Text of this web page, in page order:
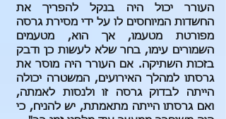
העורר יכול היה בנקל להפריך את
החשדות המיוחסים לו על ידי מסירת גרסה
מפורטת מטעמו, אך הוא, מטעמים
השמורים עימו, בחר שלא לעשות כן ודבק
בזכות השתיקה. אם העורר היה מוסר את
גרסתו למהלך האירועים, המשטרה יכולה
הייתה לבדוק גרסה זו ולנסות לאמתה,
ואם גרסתו הייתה מתאמתת, יש להניח, כי